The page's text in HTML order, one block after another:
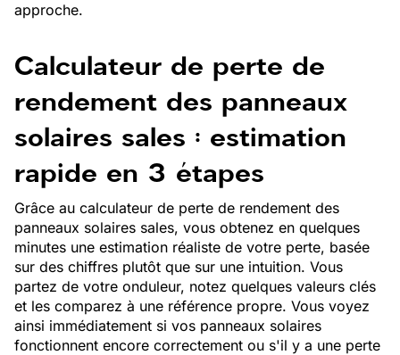
approche.
Calculateur de perte de
rendement des panneaux
solaires sales : estimation
rapide en 3 étapes
Grâce au calculateur de perte de rendement des
panneaux solaires sales, vous obtenez en quelques
minutes une estimation réaliste de votre perte, basée
sur des chiffres plutôt que sur une intuition. Vous
partez de votre onduleur, notez quelques valeurs clés
et les comparez à une référence propre. Vous voyez
ainsi immédiatement si vos panneaux solaires
fonctionnent encore correctement ou s'il y a une perte